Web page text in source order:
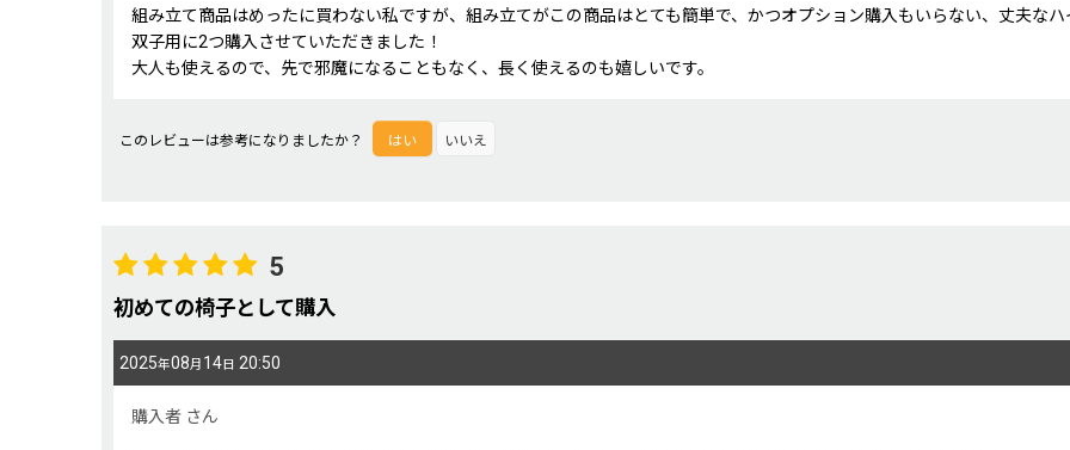
組み立て商品はめったに買わない私ですが、組み立てがこの商品はとても簡単で、かつオプション購入もいらない、丈夫なハ
双子用に2つ購入させていただきました！
大人も使えるので、先で邪魔になることもなく、長く使えるのも嬉しいです。
このレビューは参考になりましたか？ はい いいえ
5
初めての椅子として購入
2025年08月 14 日 20:50
購入者 さん